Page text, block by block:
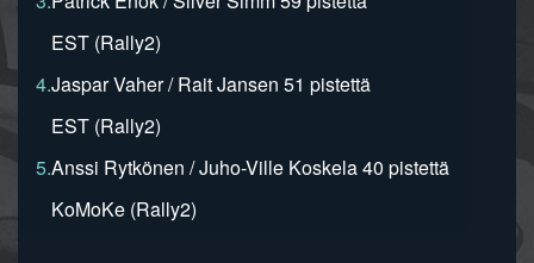
EST (Rally2)
4.Jaspar Vaher / Rait Jansen 51 pistettä
EST (Rally2)
5.Anssi Rytkönen / Juho-Ville Koskela 40 pistettä
KoMoKe (Rally2)